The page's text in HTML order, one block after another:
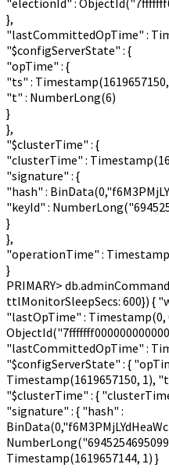
"electionId" : ObjectId(
},
"lastCommittedOpTime" :
"$configServerState" : {
"opTime" : {
"ts" : Timestamp(1619657150,
"t" : NumberLong(6)
}
},
"$clusterTime" : {
"clusterTime" : Timestamp(
"signature" : {
"hash" : BinData(0,
"keyId" : NumberLong(
}
},
"operationTime" : Timestamp
}
PRIMARY>
ttlMonitorSleepSecs: 600}) {
"lastOpTime" : Timestamp(0,
"lastCommittedOpTime" :
"$configServerState" : {
Timestamp(1619657150, 1),
"$clusterTime" : {
"signature" : { "hash" :
Timestamp(1619657144, 1) }